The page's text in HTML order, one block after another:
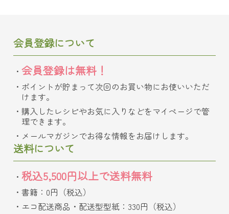
会員登録について
会員登録は無料！
ポイントが貯まって次回のお買い物にお使いいただ
けます。
購入したレシピやお気に入りなどをマイページで管
理できます。
メールマガジンでお得な情報をお届けします。
送料について
税込5,500円以上で送料無料
書籍：0円（税込）
エコ配送商品・配送型型紙：330円（税込）